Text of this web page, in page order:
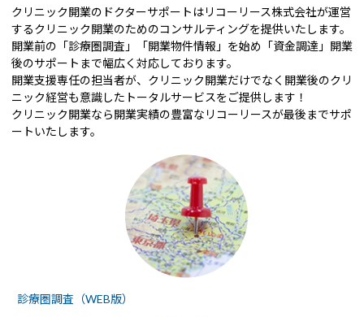
クリニック開業のドクターサポートはリコーリース株式会社が運営
するクリニック開業のためのコンサルティングを提供いたします。
開業前の「診療圏調査」「開業物件情報」を始め「資金調達」開業
後のサポートまで幅広く対応しております。
開業支援専任の担当者が、クリニック開業だけでなく開業後のクリ
ニック経営も意識したトータルサービスをご提供します！
クリニック開業なら開業実績の豊富なリコーリースが最後までサポ
ートいたします。
診療圏調査（WEB版）